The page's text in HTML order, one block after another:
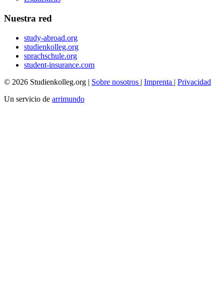
Nuestra red
study-abroad.org
studienkolleg.org
sprachschule.org
student-insurance.com
© 2026 Studienkolleg.org | Sobre nosotros | Imprenta | Privacidad
Un servicio de arrimundo